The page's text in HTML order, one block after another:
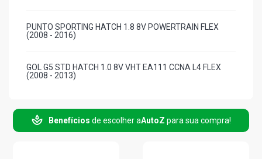
PUNTO SPORTING HATCH 1.8 8V POWERTRAIN FLEX
(2008 - 2016)
GOL G5 STD HATCH 1.0 8V VHT EA111 CCNA L4 FLEX
(2008 - 2013)
GOL G5 STD HATCH 1.6 8V VHT EA111 CCRA L4 FLEX
(2008 - 2012)
Benefícios de escolher aAutoZ para sua compra!